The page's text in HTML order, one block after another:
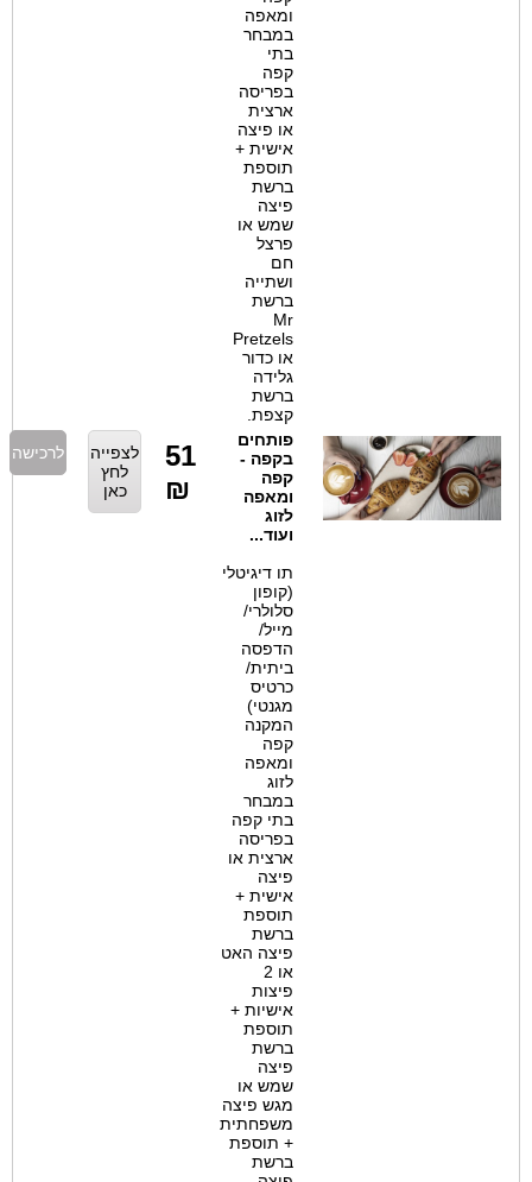
ומאפה
במבחר
בפריסה
או פיצה
אישית +
תוספת
שמש או
ושתייה
Pretzels
או כדור
קצפת.
פותחים
בקפה -
קפה
ומאפה
לזוג
תו דיגיטלי
סלולרי/
הדפסה
ביתית/
המקנה
ומאפה
במבחר
בתי קפה
בפריסה
ארצית או
אישית +
תוספת
פיצה האט
אישיות +
תוספת
שמש או
מגש פיצה
משפחתית
+ תוספת
51
לצפייה
לחץ
כאן
לרכישה